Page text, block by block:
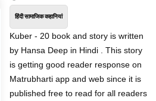
हिंदी सामाजिक कहानियां
Kuber - 20 book and story is written
by Hansa Deep in Hindi . This story
is getting good reader response on
Matrubharti app and web since it is
published free to read for all readers